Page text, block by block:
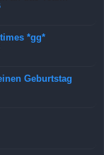
*gg*
Geburtstag